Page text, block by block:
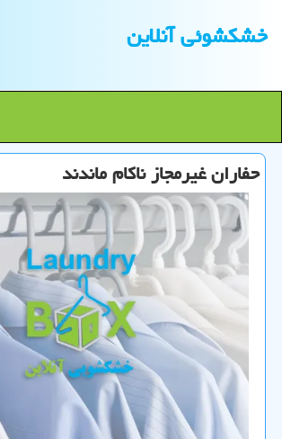
خشكشوئی آنلاین
حفاران غیرمجاز ناكام ماندند